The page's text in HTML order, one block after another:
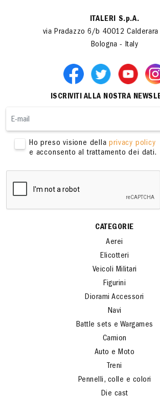
ITALERI S.p.A.
via Pradazzo 6/b 40012 Calderara
Bologna - Italy
ISCRIVITI ALLA NOSTRA
Ho preso visione dellaprivacy policy
e acconsento al trattamento dei dati.
CATEGORIE
Aerei
Elicotteri
Veicoli Militari
Figurini
Diorami Accessori
Navi
Battle sets e Wargames
Camion
Auto e Moto
Treni
Pennelli, colle e colori
Die cast